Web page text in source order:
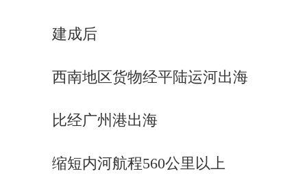
建成后
西南地区货物经平陆运河出海
比经广州港出海
缩短内河航程560公里以上